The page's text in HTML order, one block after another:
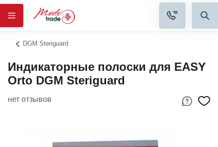
DGM Steriguard
Индикаторные полоски для EASY
Orto DGM Steriguard
нет отзывов